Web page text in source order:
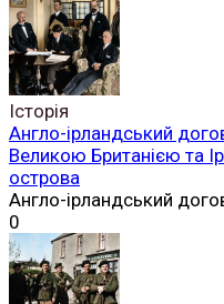
Історія
Англо-ірландський
Великою Британією та
острова
Англо-ірландський
0